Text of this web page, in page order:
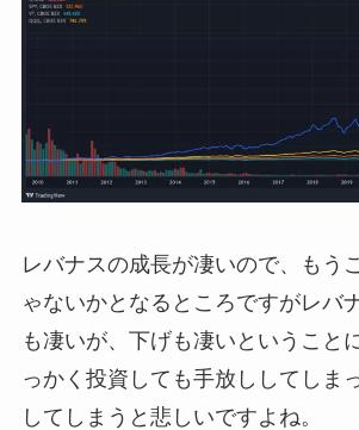
レバナスの成長が凄いので、もう
ゃないかとなるところですがレバ
も凄いが、下げも凄いということ
っかく投資しても手放ししてしま
してしまうと悲しいですよね。